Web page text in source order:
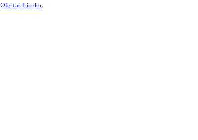
Ofertas Tricolor.